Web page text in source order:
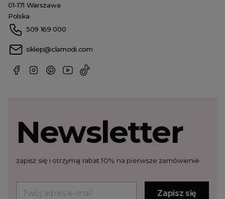
01-171 Warszawa
Polska
509 169 000
sklep@clamodi.com
Newsletter
zapisz się i otrzymaj rabat 10% na pierwsze zamówienie